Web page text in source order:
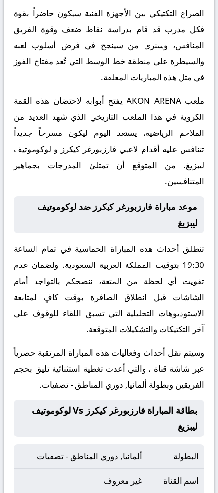
الصراع التكتيكي بين الأجهزة الفنية سيكون حاضراً بقوة
فكل مدرب قد قام بدراسة نقاط ضعف وقوة الفريق
المنافس، وسنرى من سينجح في فرض أسلوب لعبه
والسيطرة على منطقة خط الوسط التي تُعد مفتاح الفوز
في مثل هذه المباريات المغلقة.
ملعب AKON ARENA يفتح أبوابه لاحتضان هذه القمة
الكروية في هذا الملعب التاريخي الذي شهد العديد من
الملاحم الرياضيه، يستعد اليوم ليكون مسرحاً جديداً
تتنافس عليه أقدام لاعبي فارزبورغر كيكرز و لوكوموتيف
ليبزيغ. من المتوقع أن تمتلئ المدرجات بجماهير
المتنافسين.
موعد مباراة فارزبورغر كيكرز ضد لوكوموتيف
ليبزيغ
تنطلق أحداث هذه المباراة الحماسية في تمام الساعة
19:30 بتوقيت المملكة العربية السعودية. ولضمان عدم
تفويت أي لحظة من المتعة، ننصحكم بالتواجد أمام
الشاشات قبل انطلاق الصافرة بوقت كافٍ لمتابعة
الاستوديوهات التحليلية التي تسبق اللقاء للوقوف على
آخر التكتيكات والتشكيلات المتوقعة.
​وسيتم نقل أحداث وفعاليات هذه المباراة المرتقبة حصرياً
عبر شاشة قناة ، والتي أعدت تغطية استثنائية تليق بحجم
الفريقين وبطولة ألمانيا, دوري المناطق - تصفيات.
بطاقة المباراة فارزبورغر كيكرز Vs لوكوموتيف
ليبزيغ
البطولة ألمانيا, دوري المناطق - تصفيات
اسم القناة غير معروف